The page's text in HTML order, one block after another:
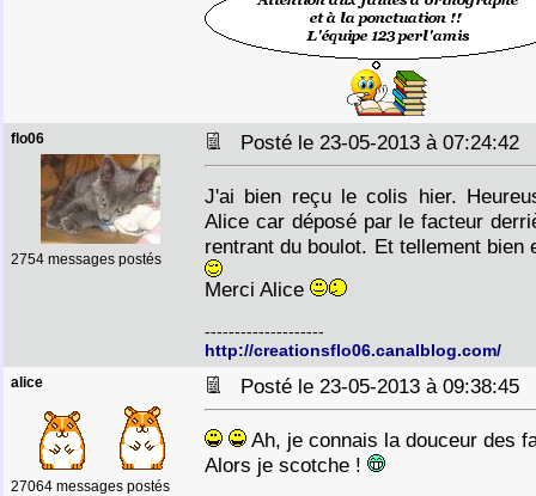
flo06
2754 messages postés
Posté le 23-05-2013 à 07:24:42
J'ai bien reçu le colis hier.
Alice car déposé par le facteur
rentrant du boulot. Et tellement
Merci Alice
--------------------
http://creationsflo06.canalblog.com/
alice
27064 messages postés
Posté le 23-05-2013 à 09:38:45
Ah, je connais la douceur des
Alors je scotche !